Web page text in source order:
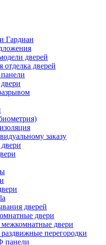
Гардиан
дверей
отделка дверей
заказу
дверей
двери
двери
перегородки
панели